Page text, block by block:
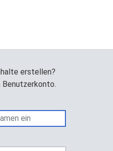
erstellen?
Benutzerkonto.